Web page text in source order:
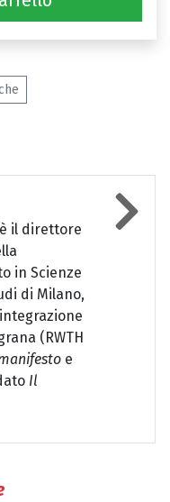
il direttore
in Scienze
di Milano,
(RWTH
e
Il